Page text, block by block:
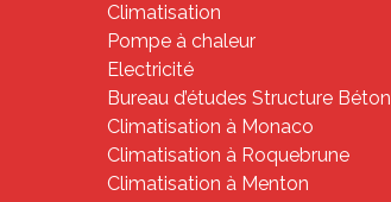
Climatisation
Pompe à chaleur
Electricité
Bureau d’études Structure Béton
Climatisation à Monaco
Climatisation à Roquebrune
Climatisation à Menton